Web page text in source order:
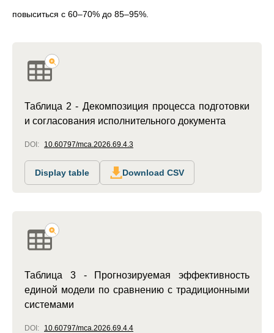
повыситься с 60–70% до 85–95%.
Таблица 2 - Декомпозиция процесса подготовки
и согласования исполнительного документа
DOI: 10.60797/mca.2026.69.4.3
Display table Download CSV
Таблица 3 - Прогнозируемая эффективность
единой модели по сравнению с традиционными
системами
DOI: 10.60797/mca.2026.69.4.4